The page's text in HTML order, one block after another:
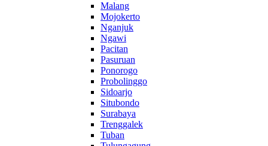
Malang
Mojokerto
Nganjuk
Ngawi
Pacitan
Pasuruan
Ponorogo
Probolinggo
Sidoarjo
Situbondo
Surabaya
Trenggalek
Tuban